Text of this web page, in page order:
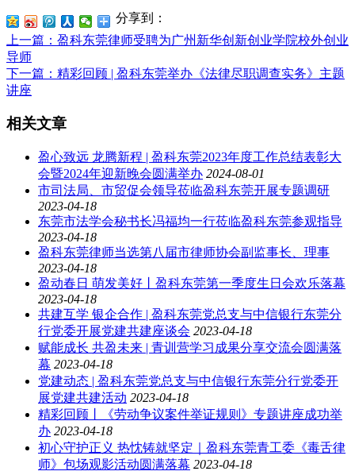
分享到：
上一篇 ：盈科东莞律师受聘为广州新华创新创业学院校外创业
导师
下一篇 ：精彩回顾 | 盈科东莞举办《法律尽职调查实务》主题
讲座
相关文章
盈心致远 龙腾新程 | 盈科东莞2023年度工作总结表彰大
会暨2024年迎新晚会圆满举办 2024-08-01
市司法局、市贸促会领导莅临盈科东莞开展专题调研
2023-04-18
东莞市法学会秘书长冯福均一行莅临盈科东莞参观指导
2023-04-18
盈科东莞律师当选第八届市律师协会副监事长、理事
2023-04-18
盈动春日 萌发美好丨盈科东莞第一季度生日会欢乐落幕
2023-04-18
共建互学 银企合作 | 盈科东莞党总支与中信银行东莞分
行党委开展党建共建座谈会 2023-04-18
赋能成长 共盈未来 | 青训营学习成果分享交流会圆满落
幕 2023-04-18
党建动态 | 盈科东莞党总支与中信银行东莞分行党委开
展党建共建活动 2023-04-18
精彩回顾丨《劳动争议案件举证规则》专题讲座成功举
办 2023-04-18
初心守护正义 热忱铸就坚定｜盈科东莞青工委《毒舌律
师》包场观影活动圆满落幕 2023-04-18